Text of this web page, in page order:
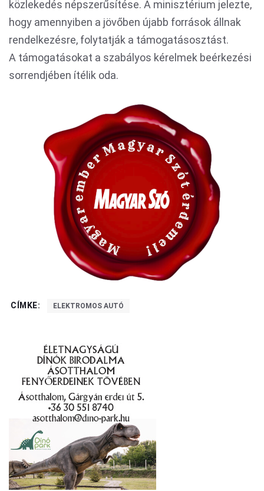
közlekedés népszerűsítése. A minisztérium jelezte,
hogy amennyiben a jövőben újabb források állnak
rendelkezésre, folytatják a támogatásosztást.
A támogatásokat a szabályos kérelmek beérkezési
sorrendjében ítélik oda.
CÍMKE: ELEKTROMOS AUTÓ